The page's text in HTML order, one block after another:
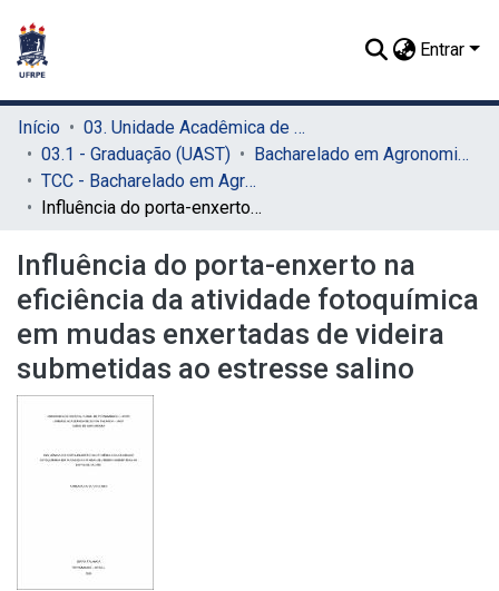
Entrar
Início
03. Unidade Acadêmica de Serra Talhada (UAST)
03.1 - Graduação (UAST)
Bacharelado em Agronomia (UAST)
TCC - Bacharelado em Agronomia (UAST)
Influência do porta-enxerto na eficiência da atividade fotoquímica em mudas enxertadas de videira submetidas ao estresse salino
Influência do porta-enxerto na
eficiência da atividade fotoquímica
em mudas enxertadas de videira
submetidas ao estresse salino